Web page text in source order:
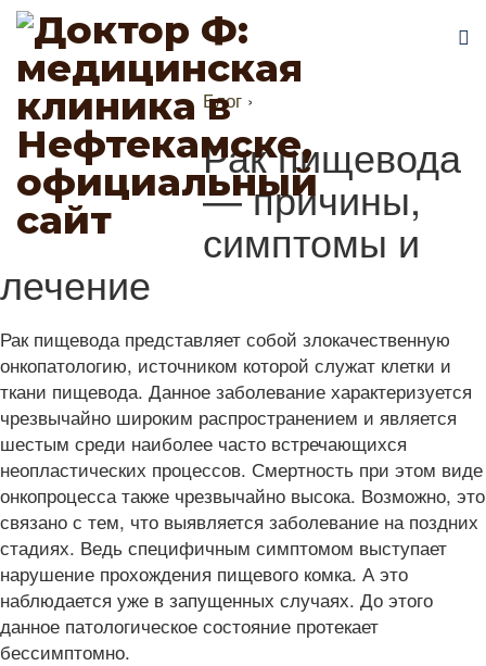
Блог ›
Рак пищевода
— причины,
симптомы и
лечение
Рак пищевода представляет собой злокачественную
онкопатологию, источником которой служат клетки и
ткани пищевода. Данное заболевание характеризуется
чрезвычайно широким распространением и является
шестым среди наиболее часто встречающихся
неопластических процессов. Смертность при этом виде
онкопроцесса также чрезвычайно высока. Возможно, это
связано с тем, что выявляется заболевание на поздних
стадиях. Ведь специфичным симптомом выступает
нарушение прохождения пищевого комка. А это
наблюдается уже в запущенных случаях. До этого
данное патологическое состояние протекает
бессимптомно.